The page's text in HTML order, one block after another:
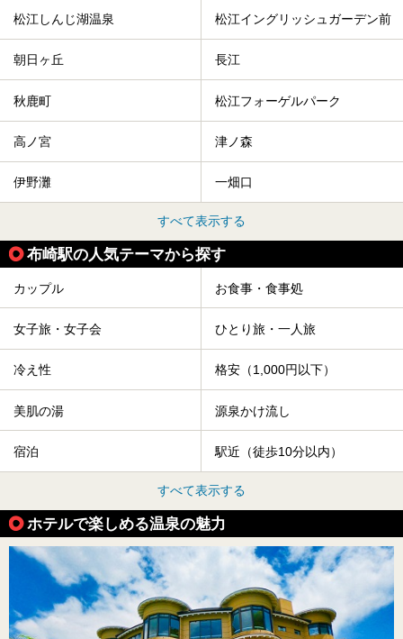
松江しんじ湖温泉 松江イングリッシュガーデン前
朝日ヶ丘 長江
秋鹿町 松江フォーゲルパーク
高ノ宮 津ノ森
伊野灘 一畑口
すべて表示する
布崎駅の人気テーマから探す
カップル お食事・食事処
女子旅・女子会 ひとり旅・一人旅
冷え性 格安（1,000円以下）
美肌の湯 源泉かけ流し
宿泊 駅近（徒歩10分以内）
すべて表示する
ホテルで楽しめる温泉の魅力